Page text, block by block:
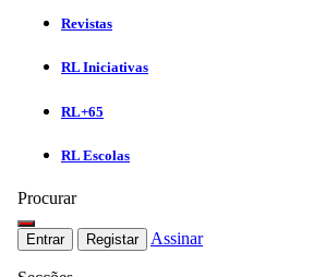
Revistas
RL Iniciativas
RL+65
RL Escolas
Procurar
Entrar Registar Assinar